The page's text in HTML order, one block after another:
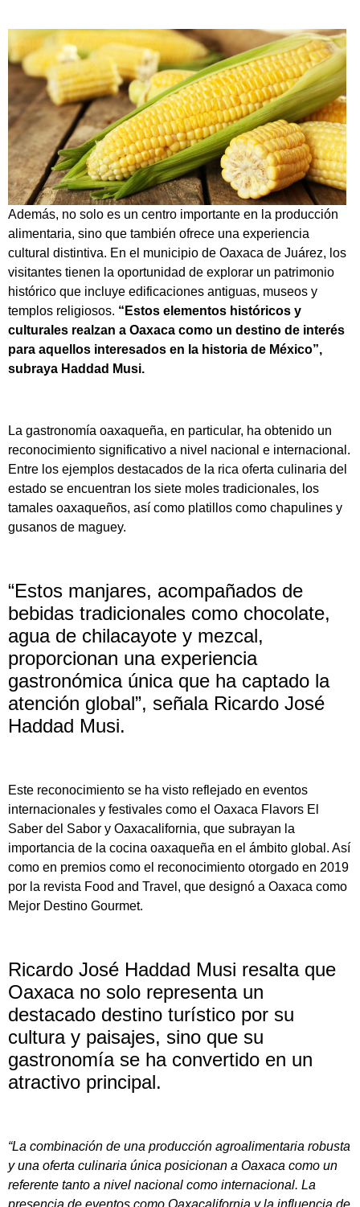
Además, no solo es un centro importante en la producción
alimentaria, sino que también ofrece una experiencia
cultural distintiva. En el municipio de Oaxaca de Juárez, los
visitantes tienen la oportunidad de explorar un patrimonio
histórico que incluye edificaciones antiguas, museos y
templos religiosos. “Estos elementos históricos y
culturales realzan a Oaxaca como un destino de interés
para aquellos interesados en la historia de México”,
subraya Haddad Musi.
La gastronomía oaxaqueña, en particular, ha obtenido un
reconocimiento significativo a nivel nacional e internacional.
Entre los ejemplos destacados de la rica oferta culinaria del
estado se encuentran los siete moles tradicionales, los
tamales oaxaqueños, así como platillos como chapulines y
gusanos de maguey.
“Estos manjares, acompañados de
bebidas tradicionales como chocolate,
agua de chilacayote y mezcal,
proporcionan una experiencia
gastronómica única que ha captado la
atención global”, señala Ricardo José
Haddad Musi.
Este reconocimiento se ha visto reflejado en eventos
internacionales y festivales como el Oaxaca Flavors El
Saber del Sabor y Oaxacalifornia, que subrayan la
importancia de la cocina oaxaqueña en el ámbito global. Así
como en premios como el reconocimiento otorgado en 2019
por la revista Food and Travel, que designó a Oaxaca como
Mejor Destino Gourmet.
Ricardo José Haddad Musi resalta que
Oaxaca no solo representa un
destacado destino turístico por su
cultura y paisajes, sino que su
gastronomía se ha convertido en un
atractivo principal.
“La combinación de una producción agroalimentaria robusta
y una oferta culinaria única posicionan a Oaxaca como un
referente tanto a nivel nacional como internacional. La